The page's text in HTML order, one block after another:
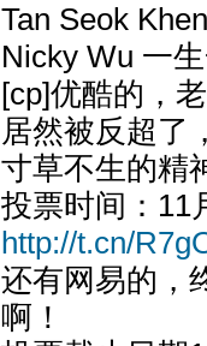
Tan Seok
Nicky Wu 一
[cp]优酷的，
居然被反超了
寸草不生的精
投票时间：11
http://t.cn/
还有网易的，
啊！